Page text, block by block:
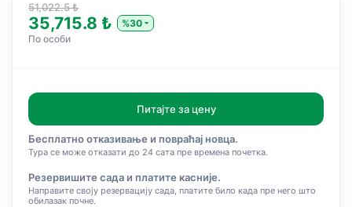
51,022.5 ₺
35,715.8 ₺
%30
По особи
Питајте за цену
Бесплатно отказивање и повраћај новца.
Тура се може отказати до 24 сата пре времена почетка.
Резервишите сада и платите касније.
Направите своју резервацију сада, платите било када пре него што
обилазак почне.